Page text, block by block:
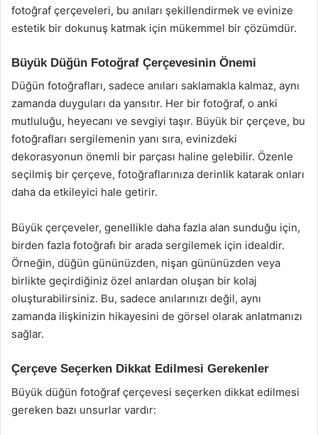
fotoğraf çerçeveleri, bu anıları şekillendirmek ve evinize
estetik bir dokunuş katmak için mükemmel bir çözümdür.
Büyük Düğün Fotoğraf Çerçevesinin Önemi
Düğün fotoğrafları, sadece anıları saklamakla kalmaz, aynı
zamanda duyguları da yansıtır. Her bir fotoğraf, o anki
mutluluğu, heyecanı ve sevgiyi taşır. Büyük bir çerçeve, bu
fotoğrafları sergilemenin yanı sıra, evinizdeki
dekorasyonun önemli bir parçası haline gelebilir. Özenle
seçilmiş bir çerçeve, fotoğraflarınıza derinlik katarak onları
daha da etkileyici hale getirir.
Büyük çerçeveler, genellikle daha fazla alan sunduğu için,
birden fazla fotoğrafı bir arada sergilemek için idealdir.
Örneğin, düğün gününüzden, nişan gününüzden veya
birlikte geçirdiğiniz özel anlardan oluşan bir kolaj
oluşturabilirsiniz. Bu, sadece anılarınızı değil, aynı
zamanda ilişkinizin hikayesini de görsel olarak anlatmanızı
sağlar.
Çerçeve Seçerken Dikkat Edilmesi Gerekenler
Büyük düğün fotoğraf çerçevesi seçerken dikkat edilmesi
gereken bazı unsurlar vardır: